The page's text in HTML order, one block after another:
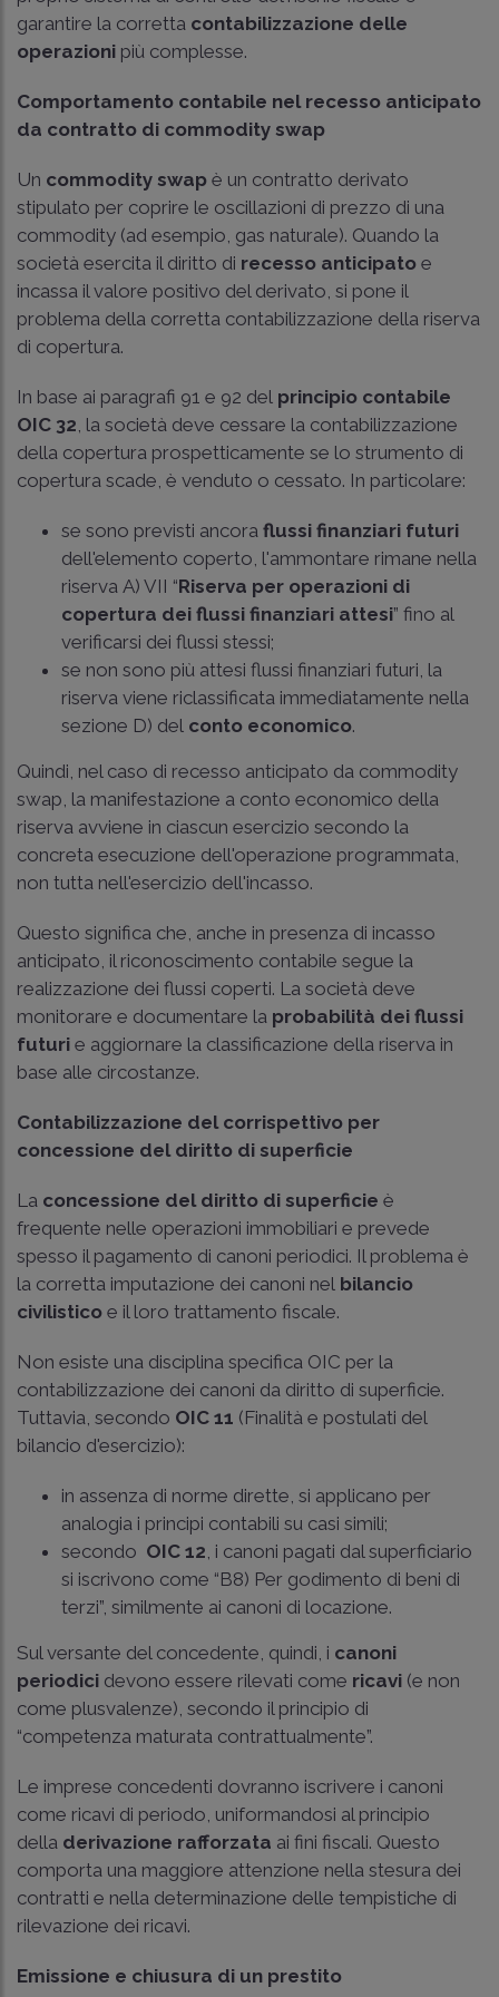
garantire la corretta contabilizzazione delle
operazioni più complesse.
Comportamento contabile nel recesso anticipato
da contratto di commodity swap
Un commodity swap è un contratto derivato
stipulato per coprire le oscillazioni di prezzo di una
commodity (ad esempio, gas naturale). Quando la
società esercita il diritto di recesso anticipato e
incassa il valore positivo del derivato, si pone il
problema della corretta contabilizzazione della riserva
di copertura.
In base ai paragrafi 91 e 92 del principio contabile
OIC 32 , la società deve cessare la contabilizzazione
della copertura prospetticamente se lo strumento di
copertura scade, è venduto o cessato. In particolare:
se sono previsti ancora flussi finanziari futuri
dell'elemento coperto, l'ammontare rimane nella
riserva A) VII “Riserva per operazioni di
copertura dei flussi finanziari attesi” fino al
verificarsi dei flussi stessi;
se non sono più attesi flussi finanziari futuri, la
riserva viene riclassificata immediatamente nella
sezione D) del conto economico.
Quindi, nel caso di recesso anticipato da commodity
swap, la manifestazione a conto economico della
riserva avviene in ciascun esercizio secondo la
concreta esecuzione dell'operazione programmata,
non tutta nell'esercizio dell'incasso.
Questo significa che, anche in presenza di incasso
anticipato, il riconoscimento contabile segue la
realizzazione dei flussi coperti. La società deve
monitorare e documentare la probabilità dei flussi
futuri e aggiornare la classificazione della riserva in
base alle circostanze.
Contabilizzazione del corrispettivo per
concessione del diritto di superficie
La concessione del diritto di superficie è
frequente nelle operazioni immobiliari e prevede
spesso il pagamento di canoni periodici. Il problema è
la corretta imputazione dei canoni nel bilancio
civilistico e il loro trattamento fiscale.
Non esiste una disciplina specifica OIC per la
contabilizzazione dei canoni da diritto di superficie.
Tuttavia, secondo OIC 11 (Finalità e postulati del
bilancio d'esercizio):
in assenza di norme dirette, si applicano per
analogia i principi contabili su casi simili;
secondo OIC 12 , i canoni pagati dal superficiario
si iscrivono come “B8) Per godimento di beni di
terzi”, similmente ai canoni di locazione.
Sul versante del concedente, quindi, i canoni
periodici devono essere rilevati come ricavi (e non
come plusvalenze), secondo il principio di
“competenza maturata contrattualmente”.
Le imprese concedenti dovranno iscrivere i canoni
come ricavi di periodo, uniformandosi al principio
della derivazione rafforzata ai fini fiscali. Questo
comporta una maggiore attenzione nella stesura dei
contratti e nella determinazione delle tempistiche di
rilevazione dei ricavi.
Emissione e chiusura di un prestito